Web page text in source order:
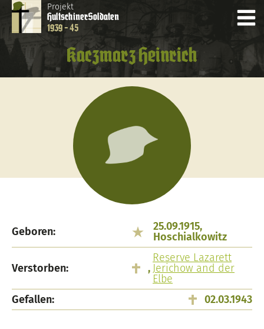
Projekt
HultschinerSoldaten
1939 - 45
Kaczmarz Heinrich
Geboren:
25.09.1915,
Hoschialkowitz
Verstorben: ,
Reserve Lazarett
Jerichow and der
Elbe
Gefallen:
02.03.1943